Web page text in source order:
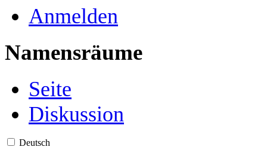
Anmelden
Namensräume
Seite
Diskussion
Deutsch